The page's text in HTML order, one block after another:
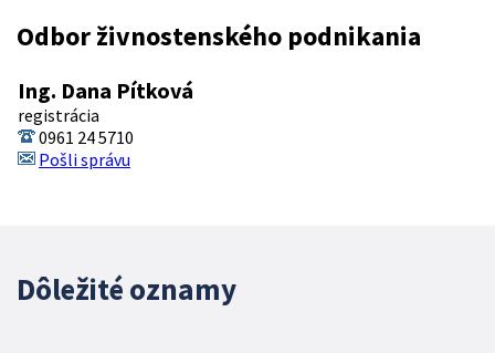
Odbor živnostenského podnikania
Ing. Dana Pítková
registrácia
0961 24 5710
Pošli správu
Dôležité oznamy